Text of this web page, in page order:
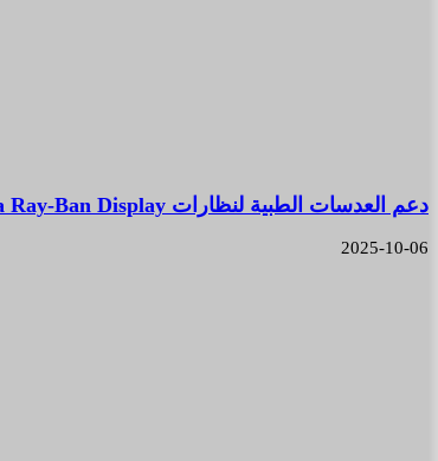
دعم العدسات الطبية لنظارات Meta Ray-Ban Display
2025-10-06